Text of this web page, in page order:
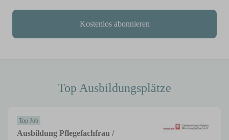
Kostenlos abonnieren
Top Ausbildungsplätze
Top Job
Ausbildung Pflegefachfrau /